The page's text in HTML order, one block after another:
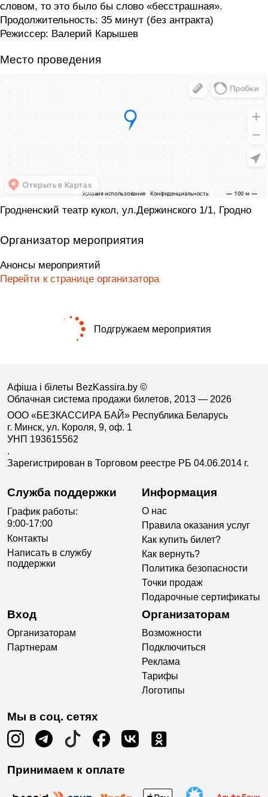
словом, то это было бы слово «бесстрашная».
Продолжительность: 35 минут (без антракта)
Режиссер: Валерий Карышев
Место проведения
Гродненский театр кукол, ул.Держинского 1/1, Гродно
Организатор мероприятия
Анонсы мероприятий
Перейти к странице организатора
Подгружаем мероприятия
Афіша і білеты BezKassira.by ©
Облачная система продажи билетов, 2013 — 2026
ООО «БЕЗКАССИРА БАЙ» Республика Беларусь
г. Минск, ул. Короля, 9, оф. 1
УНП 193615562
.
Зарегистрирован в Торговом реестре РБ 04.06.2014 г.
Служба поддержки
График работы:
9:00-17:00
Контакты
Написать в службу
поддержки
Информация
О нас
Правила оказания услуг
Как купить билет?
Как вернуть?
Политика безопасности
Точки продаж
Подарочные сертификаты
Вход
Организаторам
Партнерам
Организаторам
Возможности
Подключиться
Реклама
Тарифы
Логотипы
Мы в соц. сетях
Принимаем к оплате